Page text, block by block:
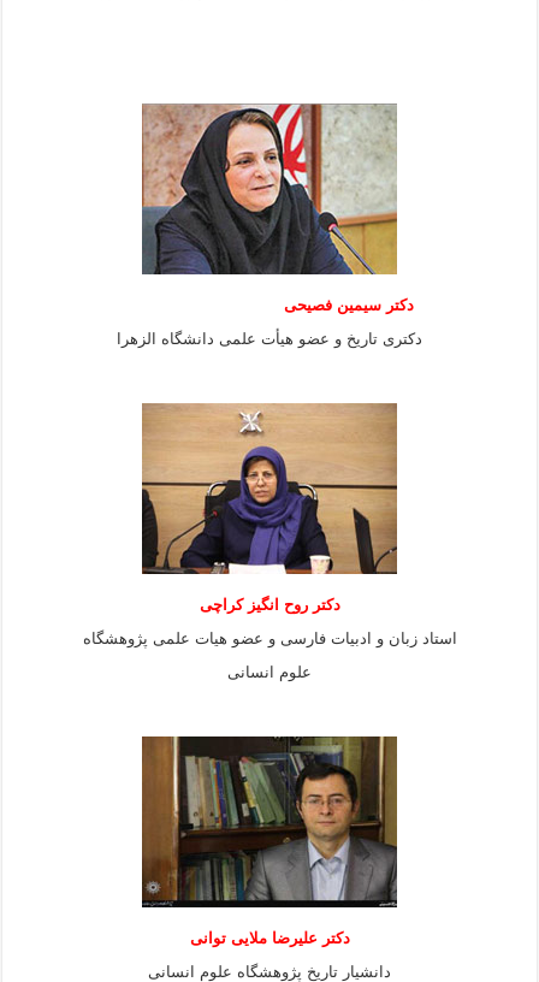
دکتر سیمین فصیحی
دکتری تاریخ و عضو هیأت علمی دانشگاه الزهرا
دکتر روح انگیز کراچی
استاد زبان و ادبیات فارسی و عضو هیات علمی پژوهشگاه
علوم انسانی
دكتر عليرضا ملايى توانی
دانشيار تاريخ پژوهشگاه علوم انسانی